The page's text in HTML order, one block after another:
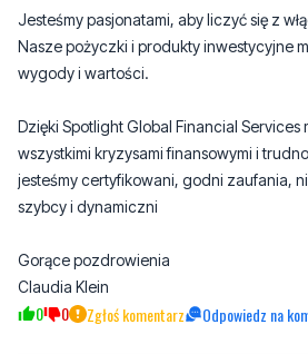
Jesteśmy pasjonatami, aby liczyć się z
Nasze pożyczki i produkty inwestycyjne
wygody i wartości.
Dzięki Spotlight Global Financial Services
wszystkimi kryzysami finansowymi i
jesteśmy certyfikowani, godni zaufania,
szybcy i dynamiczni
Gorące pozdrowienia
Claudia Klein
0 0 Zgłoś komentarz Odpowiedz na